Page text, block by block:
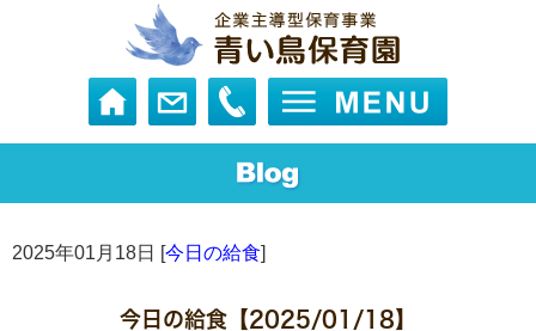
2025年01月18日 [今日の給食]
今日の給食【2025/01/18】